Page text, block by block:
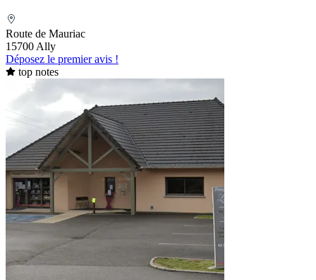
Route de Mauriac
15700 Ally
Déposez le premier avis !
top notes